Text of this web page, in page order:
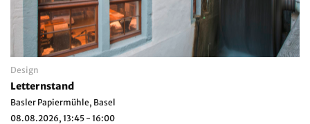
Design
Letternstand
Basler Papiermühle, Basel
08.08.2026, 13:45 - 16:00